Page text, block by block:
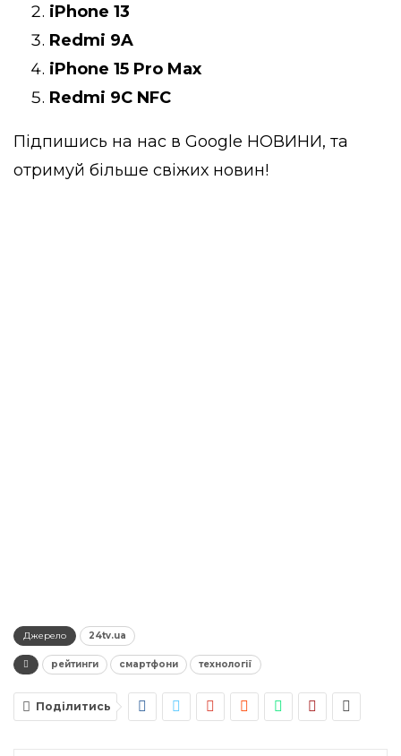
iPhone 13
Redmi 9A
iPhone 15 Pro Max
Redmi 9C NFC
Підпишись на нас в Google НОВИНИ, та
отримуй більше свіжих новин!
Джерело 24tv.ua
рейтинги смартфони технології
Поділитись